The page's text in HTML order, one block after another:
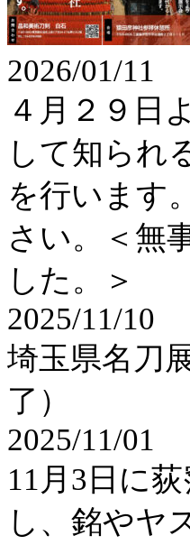
2026/01/11
４月２９日
して知られ
を行います
さい。＜無
した。＞
2025/11/10
埼玉県名刀
了）
2025/11/01
11月3日に
し、銘やヤ